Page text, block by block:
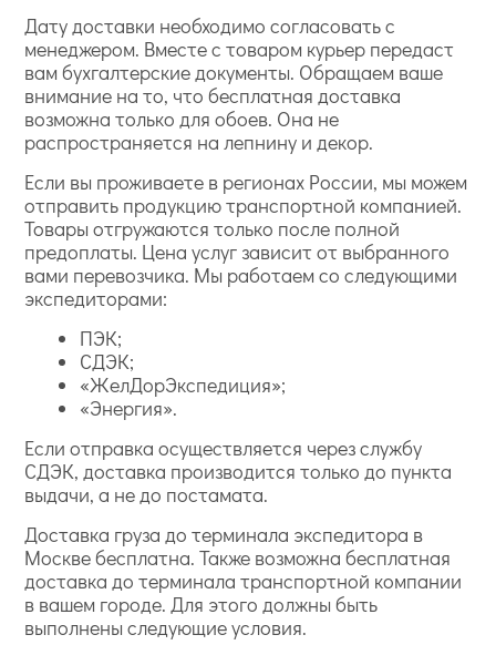
Дату доставки необходимо согласовать с
менеджером. Вместе с товаром курьер передаст
вам бухгалтерские документы. Обращаем ваше
внимание на то, что бесплатная доставка
возможна только для обоев. Она не
распространяется на лепнину и декор.
Если вы проживаете в регионах России, мы можем
отправить продукцию транспортной компанией.
Товары отгружаются только после полной
предоплаты. Цена услуг зависит от выбранного
вами перевозчика. Мы работаем со следующими
экспедиторами:
ПЭК;
СДЭК;
«ЖелДорЭкспедиция»;
«Энергия».
Если отправка осуществляется через службу
СДЭК, доставка производится только до пункта
выдачи, а не до постамата.
Доставка груза до терминала экспедитора в
Москве бесплатна. Также возможна бесплатная
доставка до терминала транспортной компании
в вашем городе. Для этого должны быть
выполнены следующие условия.